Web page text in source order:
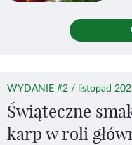
WYDANIE #2 / listopad
Świąteczne
karp w roli